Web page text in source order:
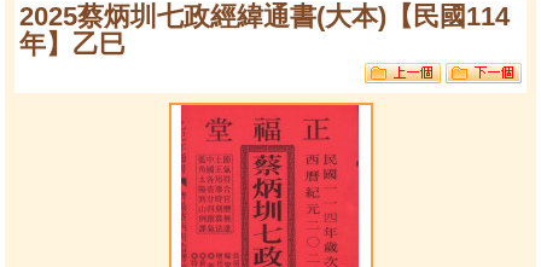
2025蔡炳圳七政經緯通書(大本)【民國114
年】乙巳